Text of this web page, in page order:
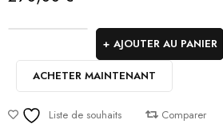
AJOUTER AU PANIER
ACHETER MAINTENANT
Liste de souhaits Comparer